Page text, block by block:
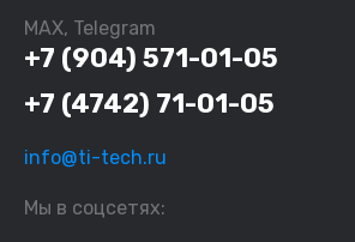
MAX, Telegram
+7 (904) 571-01-05
+7 (4742) 71-01-05
info@ti-tech.ru
Мы в соцсетях: